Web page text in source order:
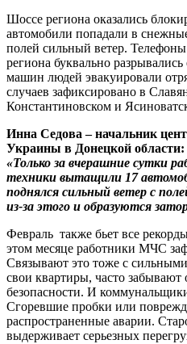
Шоссе региона оказались
автомобили попадали в
полей сильный ветер.
региона буквально
машин людей эвакуировали
случаев зафиксировано в
Константиновском и
Инна Седова – начальник
Украины в Донецкой области:
«Только за вчерашние сутки
техники вытащили 17
поднялся сильный ветер с
из-за этого и образуются
Февраль также бьет все
этом месяце работники МЧС
Связывают это тоже с
свои квартиры, часто
безопасности. И
Сгоревшие пробки или
распространенные аварии.
выдерживает серьезных